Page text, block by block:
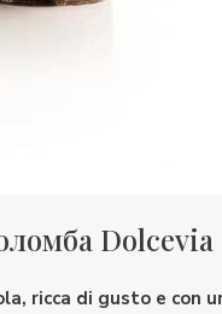
Dolcevia
ricca di gusto e con